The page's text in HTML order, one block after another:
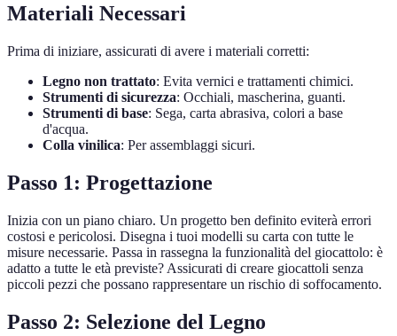
Materiali Necessari
Prima di iniziare, assicurati di avere i materiali corretti:
Legno non trattato: Evita vernici e trattamenti chimici.
Strumenti di sicurezza: Occhiali, mascherina, guanti.
Strumenti di base: Sega, carta abrasiva, colori a base
d'acqua.
Colla vinilica: Per assemblaggi sicuri.
Passo 1: Progettazione
Inizia con un piano chiaro. Un progetto ben definito eviterà errori
costosi e pericolosi. Disegna i tuoi modelli su carta con tutte le
misure necessarie. Passa in rassegna la funzionalità del giocattolo: è
adatto a tutte le età previste? Assicurati di creare giocattoli senza
piccoli pezzi che possano rappresentare un rischio di soffocamento.
Passo 2: Selezione del Legno